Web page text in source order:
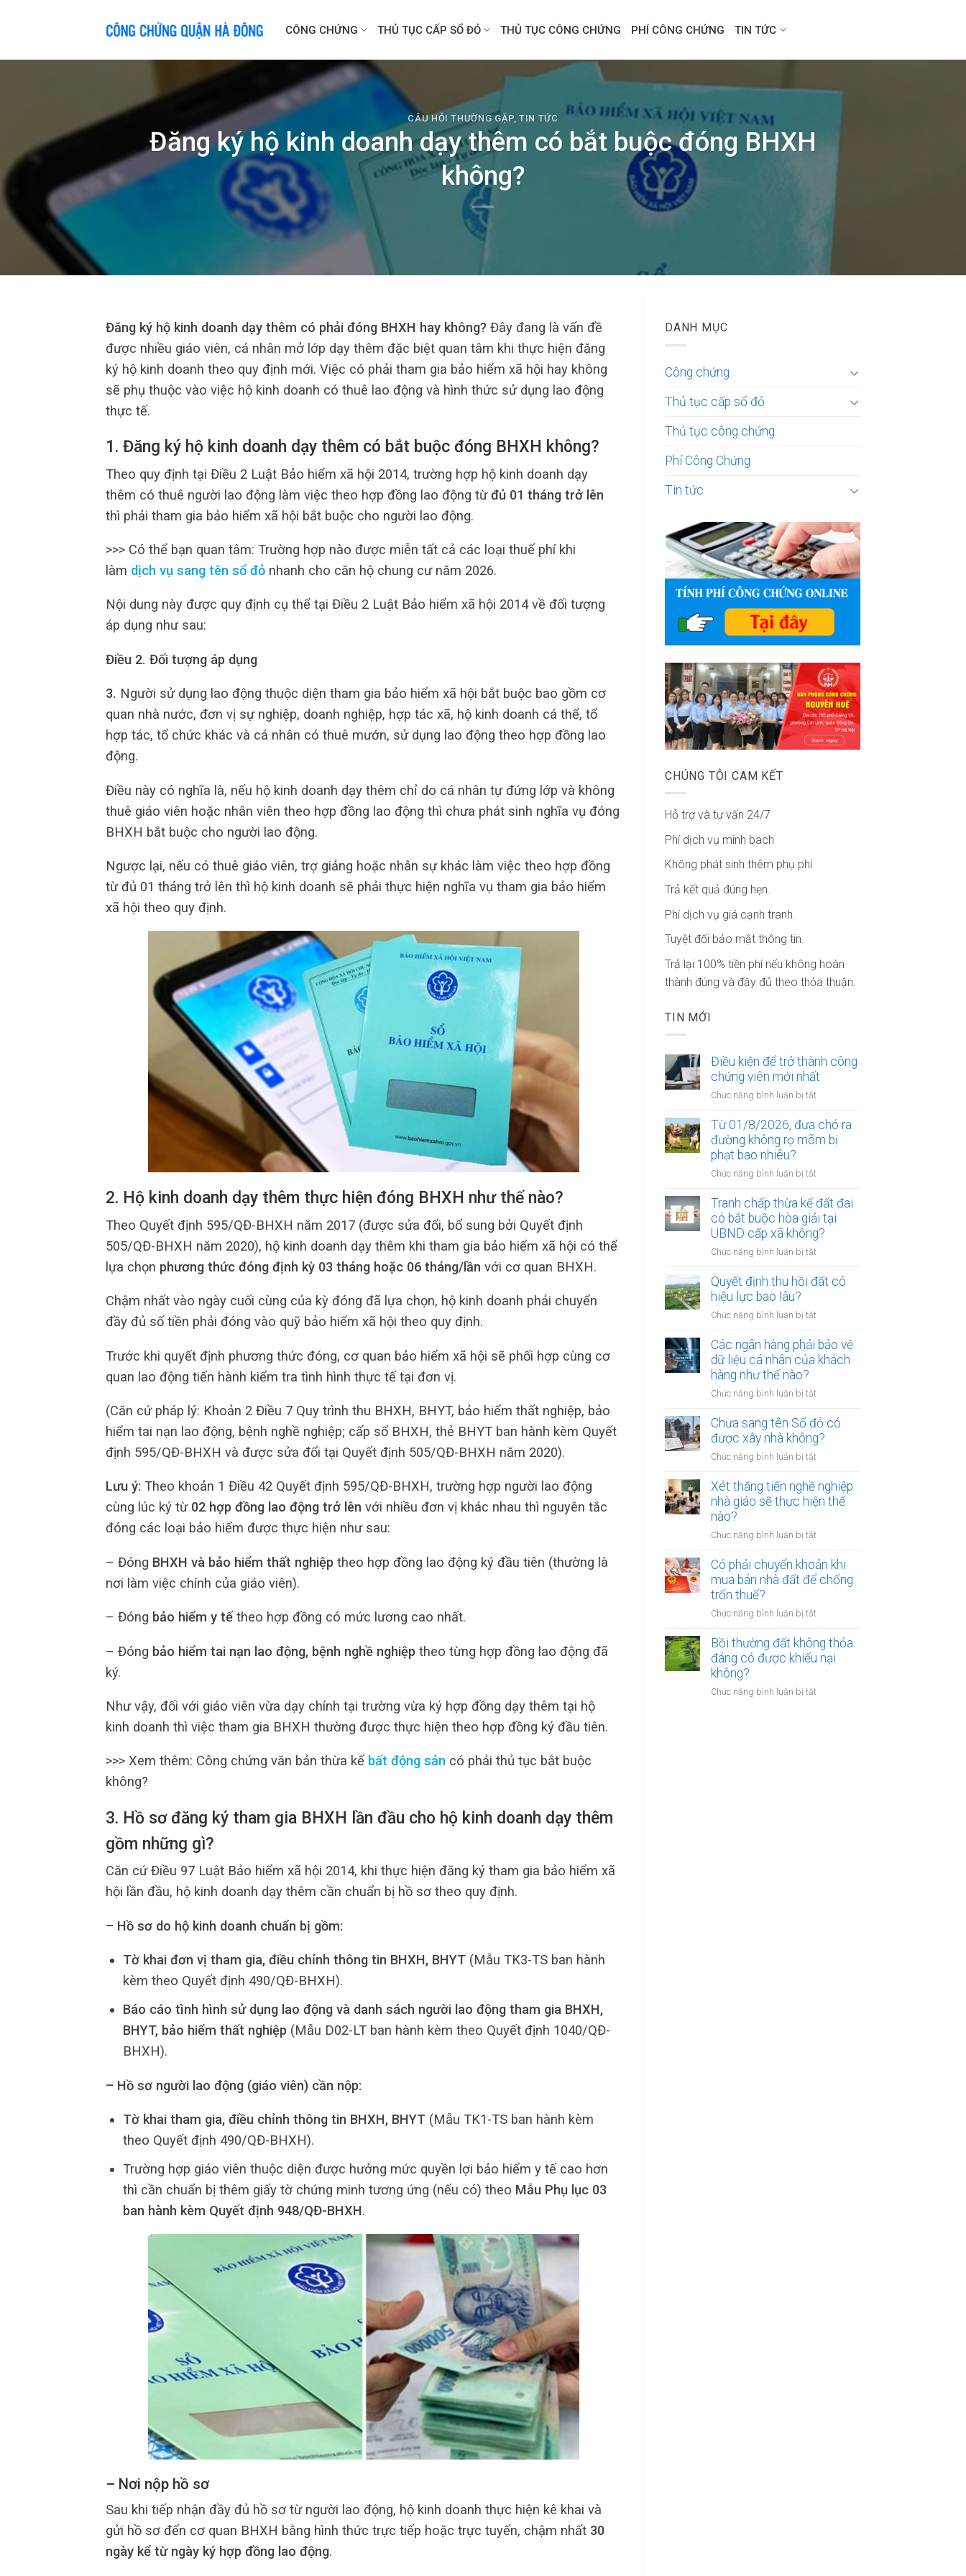
CÔNG CHỨNG THỦ TỤC CẤP SỔ ĐỎ THỦ TỤC CÔNG CHỨNG PHÍ CÔNG CHỨNG TIN TỨC
CÂU HỎI THƯỜNG GẶP,TIN TỨC
Đăng ký hộ kinh doanh dạy thêm có bắt buộc đóng BHXH
không?
Đăng ký hộ kinh doanh dạy thêm có phải đóng BHXH hay không? Đây đang là vấn đề
được nhiều giáo viên, cá nhân mở lớp dạy thêm đặc biệt quan tâm khi thực hiện đăng
ký hộ kinh doanh theo quy định mới. Việc có phải tham gia bảo hiểm xã hội hay không
sẽ phụ thuộc vào việc hộ kinh doanh có thuê lao động và hình thức sử dụng lao động
thực tế.
1. Đăng ký hộ kinh doanh dạy thêm có bắt buộc đóng BHXH không?
Theo quy định tại Điều 2 Luật Bảo hiểm xã hội 2014, trường hợp hộ kinh doanh dạy
thêm có thuê người lao động làm việc theo hợp đồng lao động từđủ 01 tháng trở lên
thì phải tham gia bảo hiểm xã hội bắt buộc cho người lao động.
>>> Có thể bạn quan tâm: Trường hợp nào được miễn tất cả các loại thuế phí khi
làm dịch vụ sang tên sổ đỏ nhanh cho căn hộ chung cư năm 2026.
Nội dung này được quy định cụ thể tại Điều 2 Luật Bảo hiểm xã hội 2014 về đối tượng
áp dụng như sau:
Điều 2. Đối tượng áp dụng
3. Người sử dụng lao động thuộc diện tham gia bảo hiểm xã hội bắt buộc bao gồm cơ
quan nhà nước, đơn vị sự nghiệp, doanh nghiệp, hợp tác xã, hộ kinh doanh cá thể, tổ
hợp tác, tổ chức khác và cá nhân có thuê mướn, sử dụng lao động theo hợp đồng lao
động.
Điều này có nghĩa là, nếu hộ kinh doanh dạy thêm chỉ do cá nhân tự đứng lớp và không
thuê giáo viên hoặc nhân viên theo hợp đồng lao động thì chưa phát sinh nghĩa vụ đóng
BHXH bắt buộc cho người lao động.
Ngược lại, nếu có thuê giáo viên, trợ giảng hoặc nhân sự khác làm việc theo hợp đồng
từ đủ 01 tháng trở lên thì hộ kinh doanh sẽ phải thực hiện nghĩa vụ tham gia bảo hiểm
xã hội theo quy định.
2. Hộ kinh doanh dạy thêm thực hiện đóng BHXH như thế nào?
Theo Quyết định 595/QĐ-BHXH năm 2017 (được sửa đổi, bổ sung bởi Quyết định
505/QĐ-BHXH năm 2020), hộ kinh doanh dạy thêm khi tham gia bảo hiểm xã hội có thể
lựa chọn phương thức đóng định kỳ 03 tháng hoặc 06 tháng/lần với cơ quan BHXH.
Chậm nhất vào ngày cuối cùng của kỳ đóng đã lựa chọn, hộ kinh doanh phải chuyển
đầy đủ số tiền phải đóng vào quỹ bảo hiểm xã hội theo quy định.
Trước khi quyết định phương thức đóng, cơ quan bảo hiểm xã hội sẽ phối hợp cùng cơ
quan lao động tiến hành kiểm tra tình hình thực tế tại đơn vị.
(Căn cứ pháp lý: Khoản 2 Điều 7 Quy trình thu BHXH, BHYT, bảo hiểm thất nghiệp, bảo
hiểm tai nạn lao động, bệnh nghề nghiệp; cấp sổ BHXH, thẻ BHYT ban hành kèm Quyết
định 595/QĐ-BHXH và được sửa đổi tại Quyết định 505/QĐ-BHXH năm 2020).
Lưu ý: Theo khoản 1 Điều 42 Quyết định 595/QĐ-BHXH, trường hợp người lao động
cùng lúc ký từ 02 hợp đồng lao động trở lên với nhiều đơn vị khác nhau thì nguyên tắc
đóng các loại bảo hiểm được thực hiện như sau:
– Đóng BHXH và bảo hiểm thất nghiệp theo hợp đồng lao động ký đầu tiên (thường là
nơi làm việc chính của giáo viên).
– Đóng bảo hiểm y tế theo hợp đồng có mức lương cao nhất.
– Đóng bảo hiểm tai nạn lao động, bệnh nghề nghiệp theo từng hợp đồng lao động đã
ký.
Như vậy, đối với giáo viên vừa dạy chính tại trường vừa ký hợp đồng dạy thêm tại hộ
kinh doanh thì việc tham gia BHXH thường được thực hiện theo hợp đồng ký đầu tiên.
>>> Xem thêm: Công chứng văn bản thừa kế bất động sản có phải thủ tục bắt buộc
không?
3. Hồ sơ đăng ký tham gia BHXH lần đầu cho hộ kinh doanh dạy thêm
gồm những gì?
Căn cứ Điều 97 Luật Bảo hiểm xã hội 2014, khi thực hiện đăng ký tham gia bảo hiểm xã
hội lần đầu, hộ kinh doanh dạy thêm cần chuẩn bị hồ sơ theo quy định.
– Hồ sơ do hộ kinh doanh chuẩn bị gồm:
Tờ khai đơn vị tham gia, điều chỉnh thông tin BHXH, BHYT(Mẫu TK3-TS ban hành
kèm theo Quyết định 490/QĐ-BHXH).
Báo cáo tình hình sử dụng lao động và danh sách người lao động tham gia BHXH,
BHYT, bảo hiểm thất nghiệp (Mẫu D02-LT ban hành kèm theo Quyết định 1040/QĐ-
BHXH).
– Hồ sơ người lao động (giáo viên) cần nộp:
Tờ khai tham gia, điều chỉnh thông tin BHXH, BHYT(Mẫu TK1-TS ban hành kèm
theo Quyết định 490/QĐ-BHXH).
Trường hợp giáo viên thuộc diện được hưởng mức quyền lợi bảo hiểm y tế cao hơn
thì cần chuẩn bị thêm giấy tờ chứng minh tương ứng (nếu có) theo Mẫu Phụ lục 03
ban hành kèm Quyết định 948/QĐ-BHXH.
– Nơi nộp hồ sơ
Sau khi tiếp nhận đầy đủ hồ sơ từ người lao động, hộ kinh doanh thực hiện kê khai và
gửi hồ sơ đến cơ quan BHXH bằng hình thức trực tiếp hoặc trực tuyến, chậm nhất 30
ngày kể từ ngày ký hợp đồng lao động.
DANH MỤC
Công chứng
Thủ tục cấp sổ đỏ
Thủ tục công chứng
Phí Công Chứng
Tin tức
CHÚNG TÔI CAM KẾT
Hỗ trợ và tư vấn 24/7
Phí dịch vụ minh bach
Không phát sinh thêm phụ phí
Trả kết quả đúng hẹn.
Phí dịch vụ giá cạnh tranh.
Tuyệt đối bảo mật thông tin.
Trả lại 100% tiền phí nếu không hoàn
thành đúng và đầy đủ theo thỏa thuận.
TIN MỚI
Điều kiện để trở thành công
chứng viên mới nhất
Chức năng bình luận bị tắt
kiện
để
công
viên
mới
nhất
Từ 01/8/2026, đưa chó ra
đường không rọ mõm bị
phạt bao nhiêu?
Chức năng bình luận bị tắt
01/8/2026,
đưa
chó
ra
đường
rọ
bao
nhiêu?
Tranh chấp thừa kế đất đai
có bắt buộc hòa giải tại
UBND cấp xã không?
Chức năng bình luận bị tắt
chấp
đất
có
bắt
tại
UBND
cấp
Quyết định thu hồi đất có
hiệu lực bao lâu?
Chức năng bình luận bị tắt
định
thu
có
lực
bao
Các ngân hàng phải bảo vệ
dữ liệu cá nhân của khách
hàng như thế nào?
Chức năng bình luận bị tắt
ngân
hàng
phải
bảo
dữ
liệu
khách
hàng
như
Chưa sang tên Sổ đỏ có
được xây nhà không?
Chức năng bình luận bị tắt
sang
tên
Sổ
có
xây
nhà
Xét thăng tiến nghề nghiệp
nhà giáo sẽ thực hiện thế
nào?
Chức năng bình luận bị tắt
thăng
tiến
nhà
sẽ
thực
Có phải chuyển khoản khi
mua bán nhà đất để chống
trốn thuế?
Chức năng bình luận bị tắt
phải
chuyển
khoản
mua
Bồi thường đất không thỏa
đáng có được khiếu nại
không?
Chức năng bình luận bị tắt